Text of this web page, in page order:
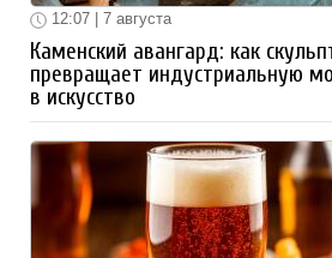
12:07 | 7 августа
Каменский авангард: как
превращает индустриальную
в искусство